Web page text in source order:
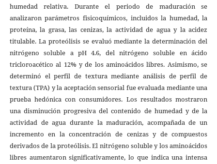
humedad relativa. Durante el periodo de maduración se
analizaron parámetros fisicoquímicos, incluidos la humedad, la
proteína, la grasa, las cenizas, la actividad de agua y la acidez
titulable. La proteólisis se evaluó mediante la determinación del
nitrógeno soluble a pH 4.6, del nitrógeno soluble en ácido
tricloroacético al 12% y de los aminoácidos libres. Asimismo, se
determinó el perfil de textura mediante análisis de perfil de
textura (TPA) y la aceptación sensorial fue evaluada mediante una
prueba hedónica con consumidores. Los resultados mostraron
una disminución progresiva del contenido de humedad y de la
actividad de agua durante la maduración, acompañada de un
incremento en la concentración de cenizas y de compuestos
derivados de la proteólisis. El nitrógeno soluble y los aminoácidos
libres aumentaron significativamente, lo que indica una intensa